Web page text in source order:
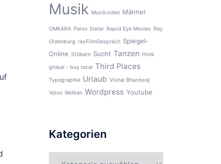
Musik Musikvideo Männer
OMKARA Parov Stelar Rapid Eye Movies Ray
Oldenburg rexFilmGespräch Spiegel-
Online Stöbern Sucht Tanzen think
global - buy local Third Places
Typographie Urlaub Vishal Bhardwaj
Volvo Wolken Wordpress Youtube
Kategorien